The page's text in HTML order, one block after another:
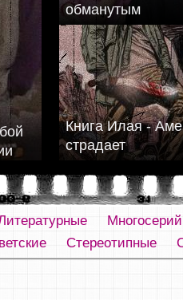
обманутым
Книга Илая -
страдает
Стереотипные